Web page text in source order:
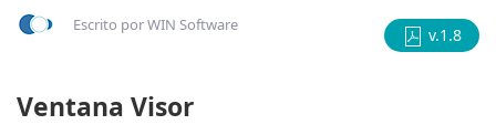
Escrito porWIN Software v.1.8
Ventana Visor